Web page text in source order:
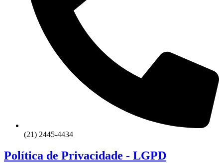
(21) 2445-4434
Política de Privacidade - LGPD